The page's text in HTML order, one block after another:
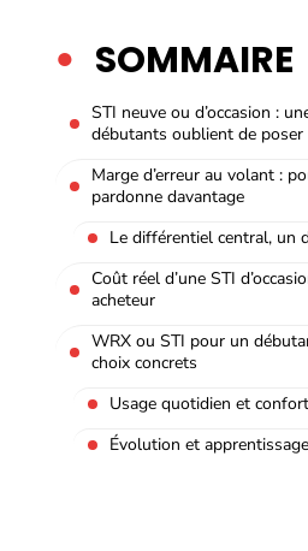
SOMMAIRE
STI neuve ou d’occasion :
débutants oublient de poser
Marge d’erreur au volant :
pardonne davantage
Le différentiel central, un
Coût réel d’une STI
acheteur
WRX ou STI pour un
choix concrets
Usage quotidien et confort
Évolution et apprentissage